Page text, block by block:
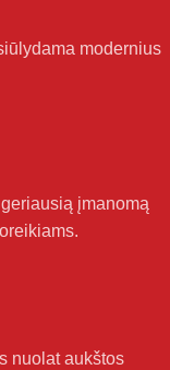
modernius
įmanomą
nuolat aukštos